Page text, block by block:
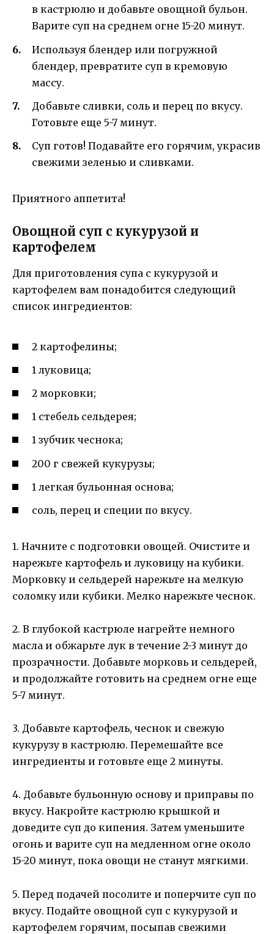
в кастрюлю и добавьте овощной бульон.
Варите суп на среднем огне 15-20 минут.
Используя блендер или погружной
блендер, превратите суп в кремовую
массу.
Добавьте сливки, соль и перец по вкусу.
Готовьте еще 5-7 минут.
Суп готов! Подавайте его горячим, украсив
свежими зеленью и сливками.
Приятного аппетита!
Овощной суп с кукурузой и
картофелем
Для приготовления супа с кукурузой и
картофелем вам понадобится следующий
список ингредиентов:
2 картофелины;
1 луковица;
2 морковки;
1 стебель сельдерея;
1 зубчик чеснока;
200 г свежей кукурузы;
1 легкая бульонная основа;
соль, перец и специи по вкусу.
1. Начните с подготовки овощей. Очистите и
нарежьте картофель и луковицу на кубики.
Морковку и сельдерей нарежьте на мелкую
соломку или кубики. Мелко нарежьте чеснок.
2. В глубокой кастрюле нагрейте немного
масла и обжарьте лук в течение 2-3 минут до
прозрачности. Добавьте морковь и сельдерей,
и продолжайте готовить на среднем огне еще
5-7 минут.
3. Добавьте картофель, чеснок и свежую
кукурузу в кастрюлю. Перемешайте все
ингредиенты и готовьте еще 2 минуты.
4. Добавьте бульонную основу и приправы по
вкусу. Накройте кастрюлю крышкой и
доведите суп до кипения. Затем уменьшите
огонь и варите суп на медленном огне около
15-20 минут, пока овощи не станут мягкими.
5. Перед подачей посолите и поперчите суп по
вкусу. Подайте овощной суп с кукурузой и
картофелем горячим, посыпав свежими